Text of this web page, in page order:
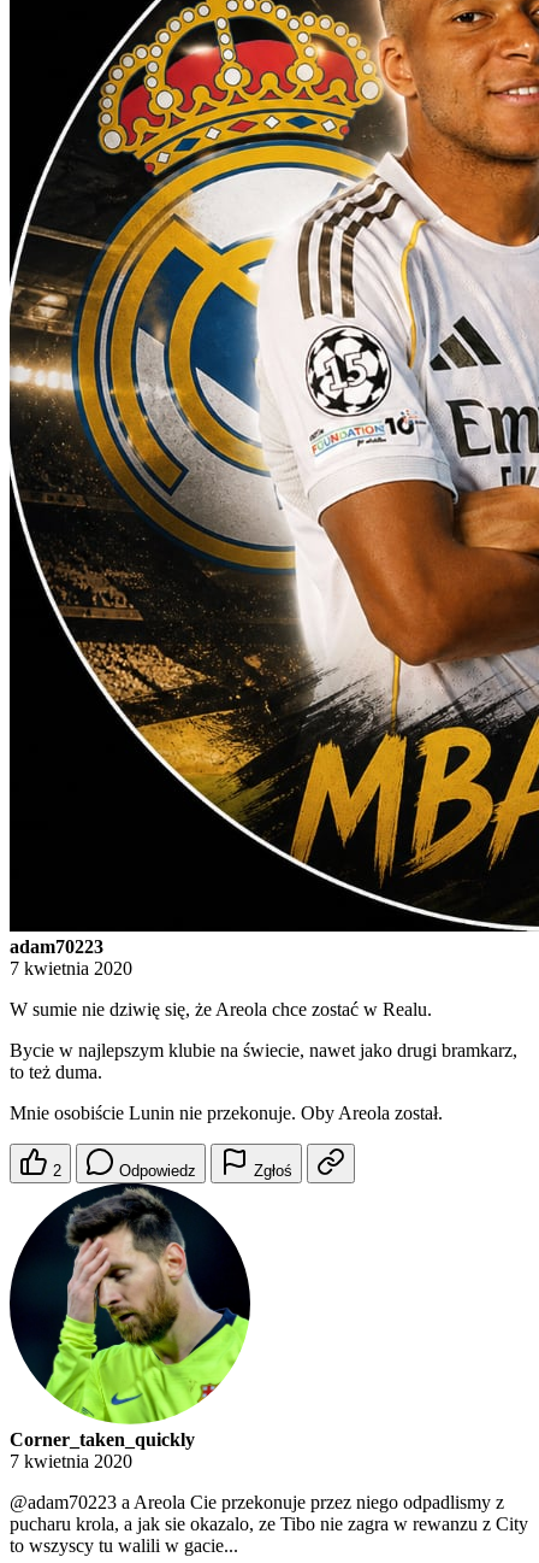
adam70223
7 kwietnia 2020
W sumie nie dziwię się, że Areola chce zostać w Realu.
Bycie w najlepszym klubie na świecie, nawet jako drugi bramkarz,
to też duma.
Mnie osobiście Lunin nie przekonuje. Oby Areola został.
2 Odpowiedz Zgłoś
Corner_taken_quickly
7 kwietnia 2020
@adam70223 a Areola Cie przekonuje przez niego odpadlismy z
pucharu krola, a jak sie okazalo, ze Tibo nie zagra w rewanzu z City
to wszyscy tu walili w gacie...